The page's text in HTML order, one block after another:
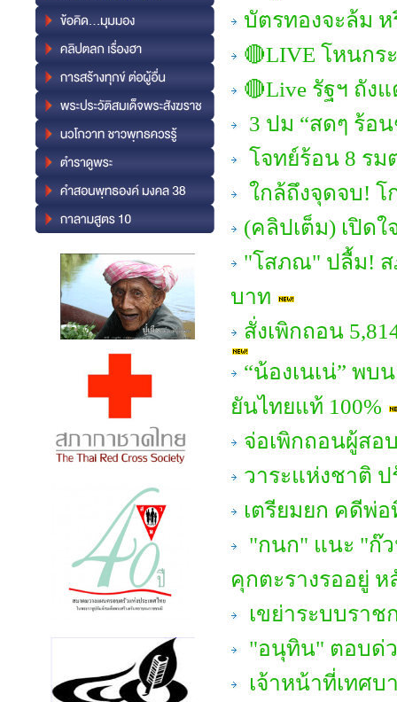
บัตรทองจะล้ม
🔴LIVE โหนกร
🔴Live รัฐฯ ถัง
3 ปม “สดๆ ร้อ
โจทย์ร้อน 8 รม
ใกล้ถึงจุดจบ! โ
(คลิปเต็ม) เปิด
"โสภณ" ปลื้ม! ส
บาท
สั่งเพิกถอน
“น้องเนเน่” พบ
ยันไทยแท้ 100%
จ่อเพิกถอนผู้สอ
วาระแห่งชาติ
เตรียมยก คดีพ่
"กนก" แนะ "ก๊
คุกตะรางรออยู่
เขย่าระบบราช
"อนุทิน" ตอบด่
เจ้าหน้าที่เทศ